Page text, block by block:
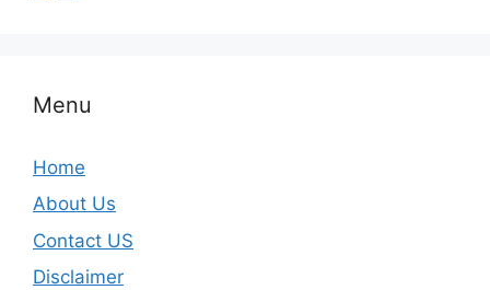
Menu
Home
About Us
Contact US
Disclaimer